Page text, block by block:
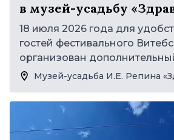
в музей-усадьбу
18 июля 2026 года для
гостей фестивального
организован
Музей-усадьба И.Е. Репина